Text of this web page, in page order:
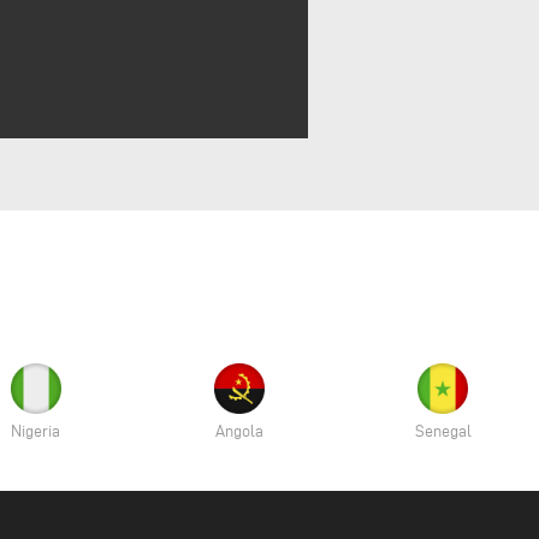
Nigeria Angola Senegal